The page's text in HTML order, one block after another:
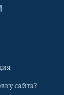
сайта?